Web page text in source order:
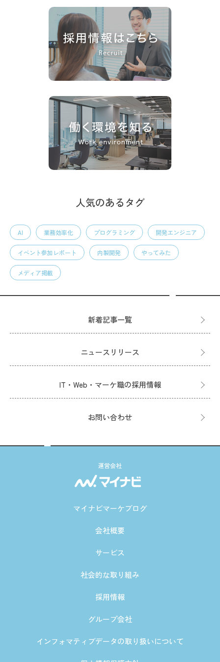
人気のあるタグ
AI 業務効率化 プログラミング 開発エンジニア
イベント参加レポート 内製開発 やってみた
メディア掲載
新着記事一覧
ニュースリリース
IT・Web・マーケ職の採用情報
お問い合わせ
運営会社
マイナビマーケブログ
会社概要
サービス
社会的な取り組み
採用情報
グループ会社
インフォマティブデータの取り扱いについて